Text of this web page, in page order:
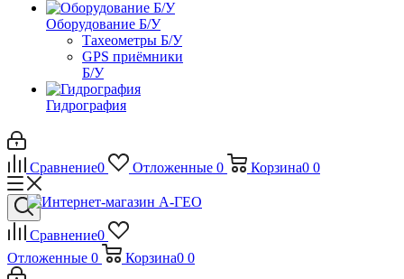
Оборудование Б/У
Тахеометры Б/У
GPS приёмники
Б/У
Гидрография
Сравнение0 Отложенные 0 Корзина0 0
Сравнение0
Отложенные 0 Корзина0 0